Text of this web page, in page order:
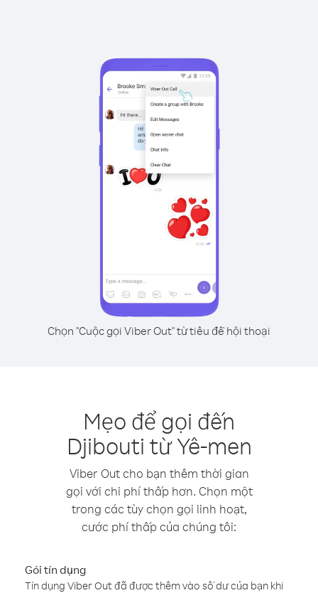
Chọn "Cuộc gọi Viber Out" từ tiêu đề hội thoại
Mẹo để gọi đến
Djibouti từ Yê-men
Viber Out cho bạn thêm thời gian
gọi với chi phí thấp hơn. Chọn một
trong các tùy chọn gọi linh hoạt,
cước phí thấp của chúng tôi:
Gói tín dụng
Tín dụng Viber Out đã được thêm vào số dư của bạn khi